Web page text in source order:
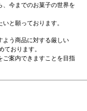
今までのお菓子の世界を
と願っております。
よう商品に対する厳しい
ております。
ご案内できますことを目指